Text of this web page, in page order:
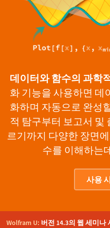
데이터와 함수의 과학
화 기능을 사용하면 데
화하며 자동으로 완성
적 탐구부터 보고서 및
르기까지 다양한 장면
수를 이해하는
사용
Wolfram U: 버전 14.3의 웹 세미나